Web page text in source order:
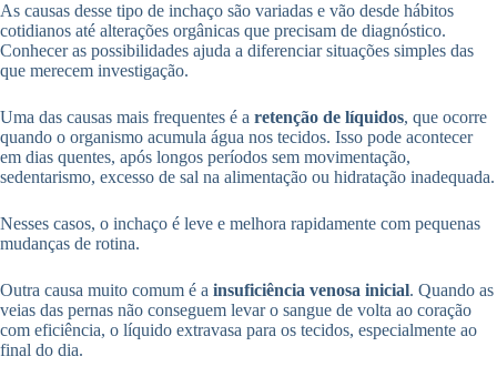
As causas desse tipo de inchaço são variadas e vão desde hábitos
cotidianos até alterações orgânicas que precisam de diagnóstico.
Conhecer as possibilidades ajuda a diferenciar situações simples das
que merecem investigação.
Uma das causas mais frequentes é a retenção de líquidos, que ocorre
quando o organismo acumula água nos tecidos. Isso pode acontecer
em dias quentes, após longos períodos sem movimentação,
sedentarismo, excesso de sal na alimentação ou hidratação inadequada.
Nesses casos, o inchaço é leve e melhora rapidamente com pequenas
mudanças de rotina.
Outra causa muito comum é a insuficiência venosa inicial. Quando as
veias das pernas não conseguem levar o sangue de volta ao coração
com eficiência, o líquido extravasa para os tecidos, especialmente ao
final do dia.